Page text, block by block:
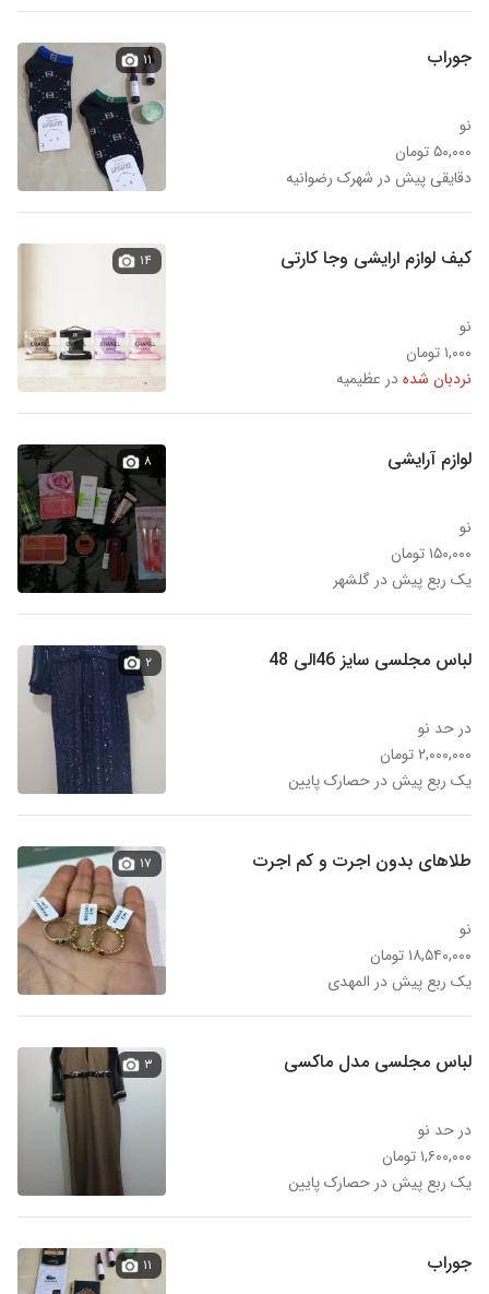
جوراب
نو
۵۰,۰۰۰ تومان
دقایقی پیش در شهرک رضوانیه
۱۱
کیف لوازم ارایشی وجا کارتی
نو
۱,۰۰۰ تومان
نردبان شدهدر عظیمیه
۱۴
لوازم آرایشی
نو
۱۵۰,۰۰۰ تومان
یک ربع پیش در گلشهر
۸
لباس مجلسی سایز 46الی 48
در حد نو
۲,۰۰۰,۰۰۰ تومان
یک ربع پیش در حصارک پایین
۲
طلاهای بدون اجرت و کم اجرت
نو
۱۸,۵۴۰,۰۰۰ تومان
یک ربع پیش در المهدی
۱۷
لباس مجلسی مدل ماکسی
در حد نو
۱,۶۰۰,۰۰۰ تومان
یک ربع پیش در حصارک پایین
۳
جوراب ۱۱